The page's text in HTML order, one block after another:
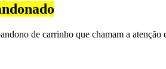
de carrinho que chamam a